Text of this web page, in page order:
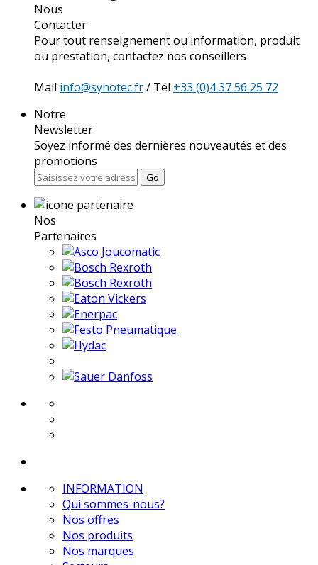
Nous
Contacter
Pour tout renseignement ou information, produit
ou prestation, contactez nos conseillers
Mail info@synotec.fr/ Tél +33 (0)4 37 56 25 72
Notre
Newsletter
Soyez informé des dernières nouveautés et des
promotions
Go
Nos
Partenaires
INFORMATION
Qui sommes-nous?
Nos offres
Nos produits
Nos marques